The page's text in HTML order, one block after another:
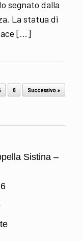
segnato dalla
La statua di
[…]
6 Successivo »
Sistina –